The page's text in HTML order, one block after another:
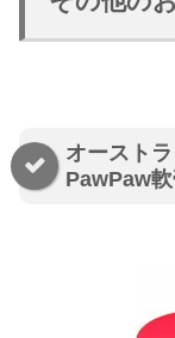
オースト
PawPaw